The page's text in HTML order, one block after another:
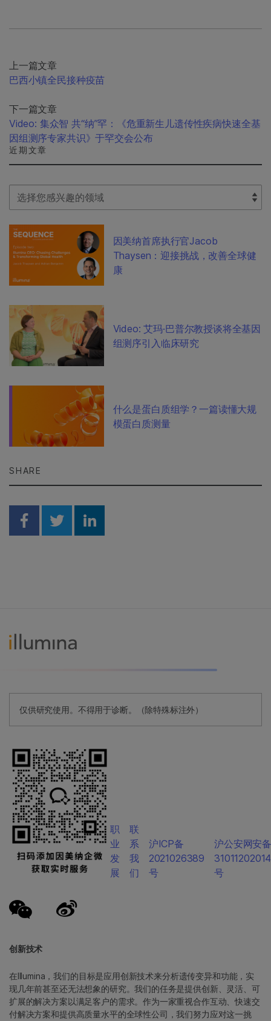
上一篇文章
巴西小镇全民接种疫苗
下一篇文章
Video: 集众智 共“纳”罕：《危重新生儿遗传性疾病快速全基
因组测序专家共识》于罕交会公布
近期文章
Select Filter
因美纳首席执行官Jacob
Thaysen：迎接挑战，改善全球健
康
Video: 艾玛·巴普尔教授谈将全基因
组测序引入临床研究
什么是蛋白质组学？一篇读懂大规
模蛋白质测量
SHARE
Share on Facebook
Share on Twitter
Share on Linkedin
仅供研究使用。不得用于诊断。（除特殊标注外）
创新技术
在Illumina，我们的目标是应用创新技术来分析遗传变异和功能，实
现几年前甚至还无法想象的研究。我们的任务是提供创新、灵活、可
扩展的解决方案以满足客户的需求。作为一家重视合作互动、快速交
付解决方案和提供高质量水平的全球性公司，我们努力应对这一挑
职
业
发
展
联
系
我
们
沪ICP备
2021026389
号
沪公安网安
号